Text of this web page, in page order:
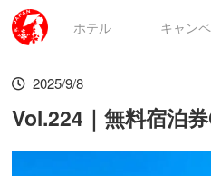
ホテル キャン
2025/9/8
Vol.224｜無料宿泊